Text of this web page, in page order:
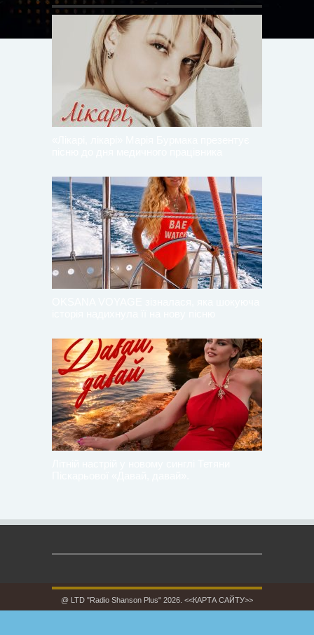
@ LTD "Radio Shanson Plus" 2026. <<КАРТА САЙТУ>>